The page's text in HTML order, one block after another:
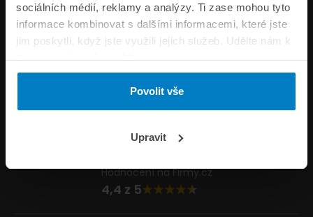
sociálních médií, reklamy a analýzy. Ti zase mohou tyto
informace kombinovat s dalšími informacemi, které jste
jim poskytli, když jste využili jejich služeb. Udělte nám k
tomu prosím svůj souhlas.
Povolit vše
Upravit
Informace
ePojisteni.cz
Formuláře
Napište nám
Hodnocení na Firmy.cz
4,4 z 5